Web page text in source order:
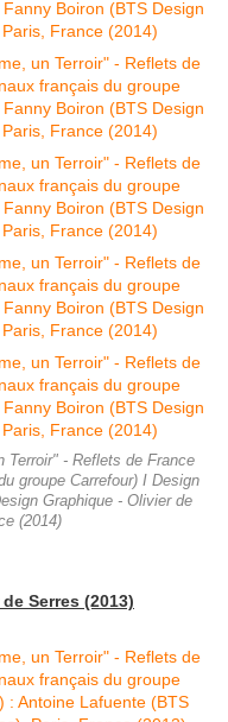
Terroir" - Reflets de France
groupe Carrefour) I Design
Graphique - Olivier de
(2014)
Serres (2013)